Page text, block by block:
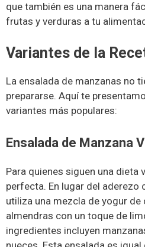
que también es una manera
frutas y verduras a tu
Variantes de la
La ensalada de manzanas no
prepararse. Aquí te
variantes más populares:
Ensalada de Manzana
Para quienes siguen una dieta
perfecta. En lugar del aderezo
utiliza una mezcla de yogur de
almendras con un toque de
ingredientes incluyen